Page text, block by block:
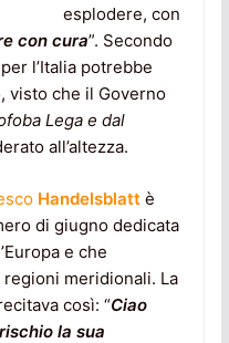
esplodere, con
con cura”. Secondo
per l’Italia potrebbe
visto che il Governo
Lega e dal
all’altezza.
Handelsblatt è
di giugno dedicata
e che
meridionali. La
così: “Ciao
la sua